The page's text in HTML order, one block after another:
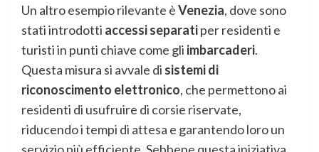
Un altro esempio rilevante èVenezia, dove sono
stati introdotti accessi separatiper residenti e
turisti in punti chiave come gli imbarcaderi.
Questa misura si avvale di sistemi di
riconoscimento elettronico, che permettono ai
residenti di usufruire di corsie riservate,
riducendo i tempi di attesa e garantendo loro un